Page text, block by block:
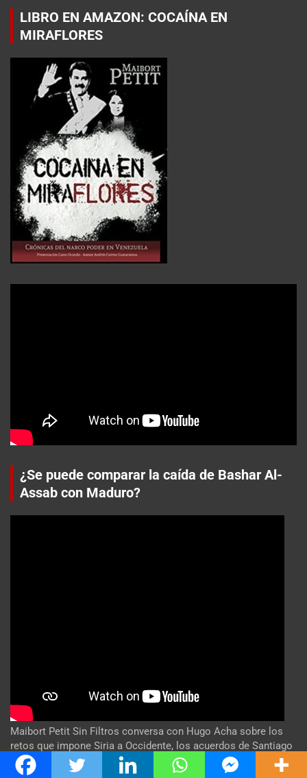
LIBRO EN AMAZON: COCAÍNA EN
MIRAFLORES
¿Se puede comparar la caída de Bashar Al-
Assab con Maduro?
Maibort Petit Sin Filtros conversa con Hugo Acha sobre los
retos que impone Siria a Occidente, los acuerdos de Santiago
Peña, presidente de paraguay en Israel y otros temas de
actualidad. #Venezuela #CrisisVenezuela